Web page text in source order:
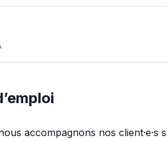
accompagnons nos client·e·s